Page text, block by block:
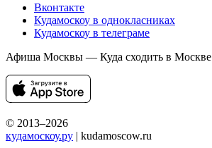
Вконтакте
Кудамоскоу в однокласниках
Кудамоскоу в телеграме
Афиша Москвы — Куда сходить в Москве
© 2013–2026
кудамоскоу.ру | kudamoscow.ru